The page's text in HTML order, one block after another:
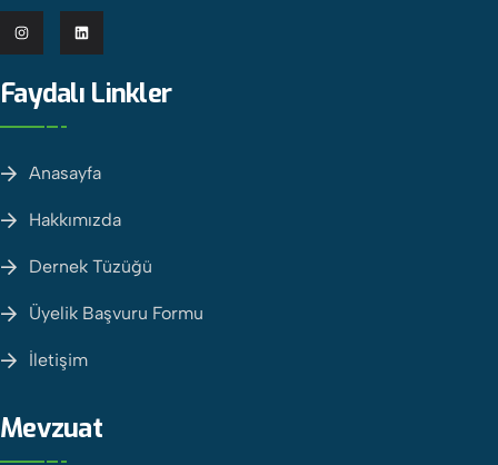
Faydalı Linkler
Anasayfa
Hakkımızda
Dernek Tüzüğü
Üyelik Başvuru Formu
İletişim
Mevzuat